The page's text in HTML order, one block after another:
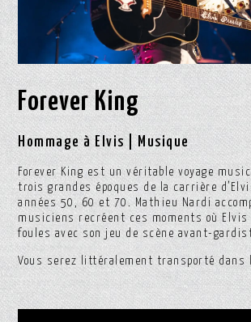
Forever King
Hommage à Elvis | Musique
Forever King est un véritable voyage
trois grandes époques de la carrière
années 50, 60 et 70. Mathieu Nardi
musiciens recréent ces moments où
foules avec son jeu de scène avant-
Vous serez littéralement transporté dans